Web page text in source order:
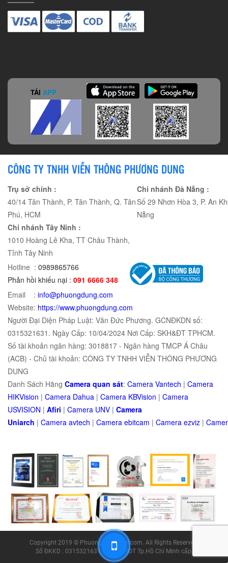
TẢI APP
CÔNG TY TNHH VIỄN THÔNG PHƯƠNG DUNG
Trụ sở chính :
40/14 Tân Thành, P. Tân Thành, Q. Tân
Phú, HCM
Chi nhánh Đà Nẵng :
Số 29 Nhơn Hòa 3, P. An
Nẵng
Chi nhánh Tây Ninh :
1010 Hoàng Lê Kha, TT Châu Thành,
Tỉnh Tây Ninh
Hotline : 0989865766
Phản hồi khiếu nại : 091 6666 348
Email : info@phuongdung.com
Website: https://www.phuongdung.com
Người Đại Diện Pháp Luật: Văn Đức Phương. GCNĐKDN số:
0315321631. Ngày Cấp: 10/04/2024 Nơi Cấp: SKH&ĐT TPHCM.
Số tài khoản ngân hàng: 3018817 - Ngân hàng TMCP Á Châu
(ACB) - Chủ tài khoản: CÔNG TY TNHH VIỄN THÔNG PHƯƠNG
DUNG
Danh Sách Hãng Camera quan sát: Camera Vantech | Camera
HIKVision | Camera Dahua | Camera KBVision | Camera
USVISION | Afiri | Camera UNV | Camera
Uniarch | Camera avtech | Camera ebitcam | Camera ezviz |
Copyright 2019 © Phuong Dung Telecom. All Rights Reserved.
Số ĐKKD : 0315321631 do Sở KHĐT Tp.Hồ Chí Minh cấp.